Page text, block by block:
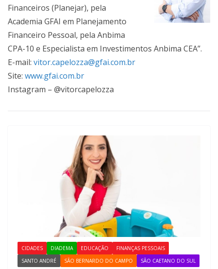
Financeiros (Planejar), pela
Academia GFAI em Planejamento
Financeiro Pessoal, pela Anbima
CPA-10 e Especialista em Investimentos Anbima CEA”.
E-mail: vitor.capelozza@gfai.com.br
Site: www.gfai.com.br
Instagram – @vitorcapelozza
CIDADES DIADEMA EDUCAÇÃO
FINANÇAS PESSOAIS
SANTO ANDRÉ
SÃO BERNARDO DO CAMPO SÃO CAETANO DO SUL